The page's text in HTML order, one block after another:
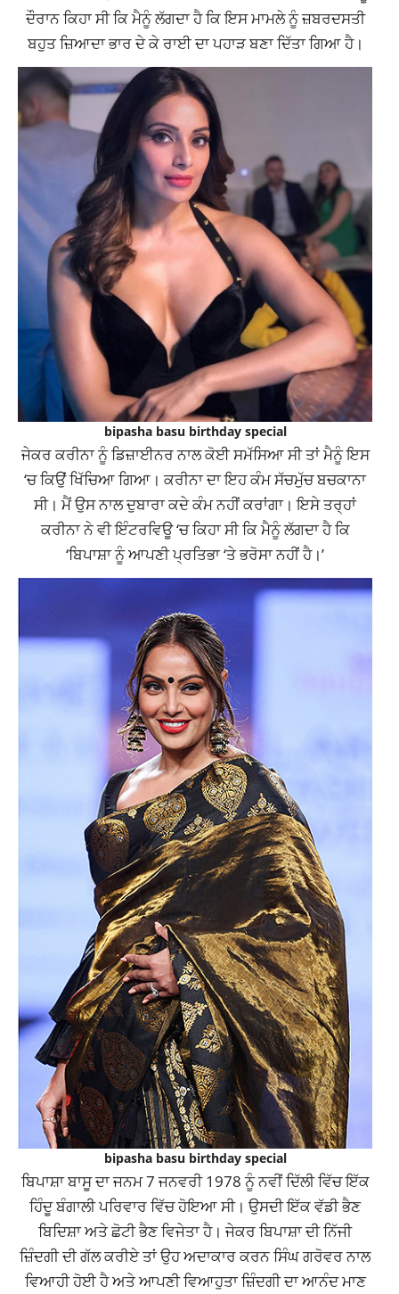
ਦੌਰਾਨ ਕਿਹਾ ਸੀ ਕਿ ਮੈਨੂੰ ਲੱਗਦਾ ਹੈ ਕਿ ਇਸ ਮਾਮਲੇ ਨੂੰ ਜ਼ਬਰਦਸਤੀ
ਬਹੁਤ ਜ਼ਿਆਦਾ ਭਾਰ ਦੇ ਕੇ ਰਾਈ ਦਾ ਪਹਾੜ ਬਣਾ ਦਿੱਤਾ ਗਿਆ ਹੈ।
bipasha basu birthday special
ਜੇਕਰ ਕਰੀਨਾ ਨੂੰ ਡਿਜ਼ਾਈਨਰ ਨਾਲ ਕੋਈ ਸਮੱਸਿਆ ਸੀ ਤਾਂ ਮੈਨੂੰ ਇਸ
‘ਚ ਕਿਉਂ ਖਿੱਚਿਆ ਗਿਆ। ਕਰੀਨਾ ਦਾ ਇਹ ਕੰਮ ਸੱਚਮੁੱਚ ਬਚਕਾਨਾ
ਸੀ। ਮੈਂ ਉਸ ਨਾਲ ਦੁਬਾਰਾ ਕਦੇ ਕੰਮ ਨਹੀਂ ਕਰਾਂਗਾ। ਇਸੇ ਤਰ੍ਹਾਂ
ਕਰੀਨਾ ਨੇ ਵੀ ਇੰਟਰਵਿਊ ‘ਚ ਕਿਹਾ ਸੀ ਕਿ ਮੈਨੂੰ ਲੱਗਦਾ ਹੈ ਕਿ
‘ਬਿਪਾਸ਼ਾ ਨੂੰ ਆਪਣੀ ਪ੍ਰਤਿਭਾ ‘ਤੇ ਭਰੋਸਾ ਨਹੀਂ ਹੈ।’
bipasha basu birthday special
ਬਿਪਾਸ਼ਾ ਬਾਸੂ ਦਾ ਜਨਮ 7 ਜਨਵਰੀ 1978 ਨੂੰ ਨਵੀਂ ਦਿੱਲੀ ਵਿੱਚ ਇੱਕ
ਹਿੰਦੂ ਬੰਗਾਲੀ ਪਰਿਵਾਰ ਵਿੱਚ ਹੋਇਆ ਸੀ। ਉਸਦੀ ਇੱਕ ਵੱਡੀ ਭੈਣ
ਬਿਦਿਸ਼ਾ ਅਤੇ ਛੋਟੀ ਭੈਣ ਵਿਜੇਤਾ ਹੈ। ਜੇਕਰ ਬਿਪਾਸ਼ਾ ਦੀ ਨਿੱਜੀ
ਜ਼ਿੰਦਗੀ ਦੀ ਗੱਲ ਕਰੀਏ ਤਾਂ ਉਹ ਅਦਾਕਾਰ ਕਰਨ ਸਿੰਘ ਗਰੋਵਰ ਨਾਲ
ਵਿਆਹੀ ਹੋਈ ਹੈ ਅਤੇ ਆਪਣੀ ਵਿਆਹੁਤਾ ਜ਼ਿੰਦਗੀ ਦਾ ਆਨੰਦ ਮਾਣ